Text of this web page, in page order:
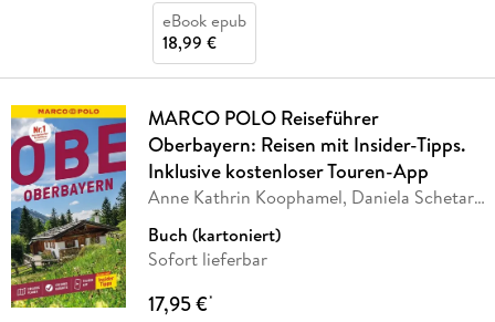
eBook epub
18,99 €
MARCO POLO Reiseführer
Oberbayern: Reisen mit Insider-Tipps.
Inklusive kostenloser Touren-App
Anne Kathrin Koophamel, Daniela Schetar,
Buch (kartoniert)
Sofort lieferbar
17,95 €*